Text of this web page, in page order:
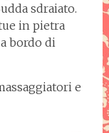
sdraiato.
in pietra
bordo di
e